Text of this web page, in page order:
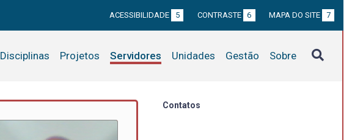
ACESSIBILIDADE 5 CONTRASTE 6 MAPA DO SITE 7
Disciplinas Projetos Servidores Unidades Gestão Sobre
Contatos